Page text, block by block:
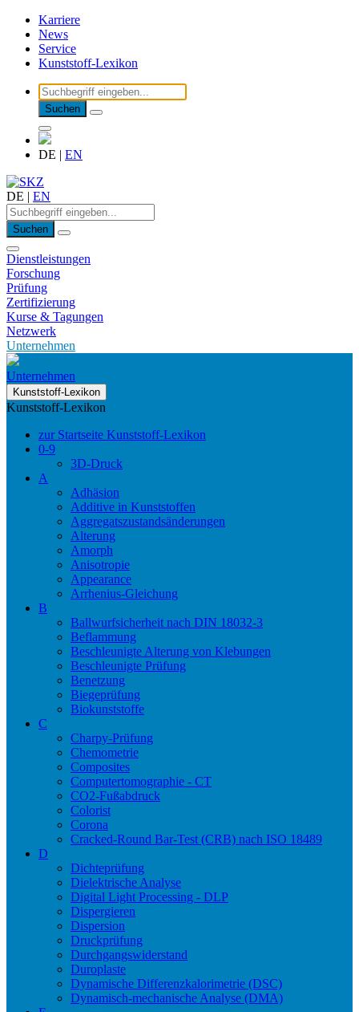
Karriere
News
Service
Kunststoff-Lexikon
Suchen
DE | EN
DE | EN
Suchen
Dienstleistungen
Forschung
Prüfung
Zertifizierung
Kurse & Tagungen
Netzwerk
Unternehmen
Unternehmen
Kunststoff-Lexikon
Kunststoff-Lexikon
zur Startseite Kunststoff-Lexikon
0-9
3D-Druck
A
Adhäsion
Additive in Kunststoffen
Aggregatszustandsänderungen
Alterung
Amorph
Anisotropie
Appearance
Arrhenius-Gleichung
B
Ballwurfsicherheit nach DIN 18032-3
Beflammung
Beschleunigte Alterung von Klebungen
Beschleunigte Prüfung
Benetzung
Biegeprüfung
Biokunststoffe
C
Charpy-Prüfung
Chemometrie
Composites
Computertomographie - CT
CO2-Fußabdruck
Colorist
Corona
Cracked-Round Bar-Test (CRB) nach ISO 18489
D
Dichteprüfung
Dielektrische Analyse
Digital Light Processing - DLP
Dispergieren
Dispersion
Druckprüfung
Durchgangswiderstand
Duroplaste
Dynamische Differenzkalorimetrie (DSC)
Dynamisch-mechanische Analyse (DMA)